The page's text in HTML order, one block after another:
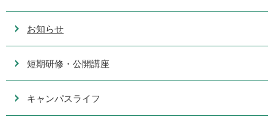
お知らせ
短期研修・公開講座
キャンパスライフ